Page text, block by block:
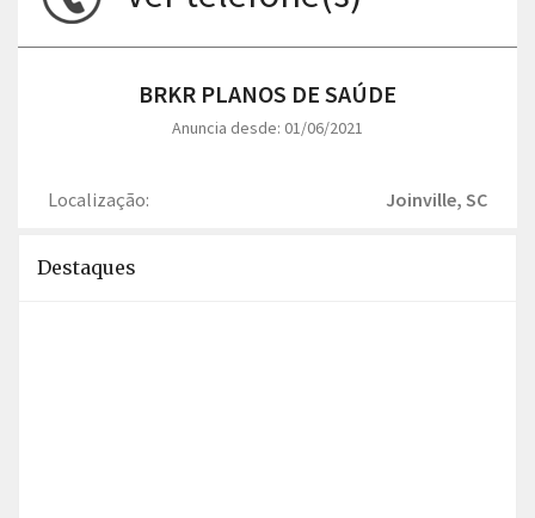
BRKR PLANOS DE SAÚDE
Anuncia desde: 01/06/2021
Localização: Joinville, SC
Destaques